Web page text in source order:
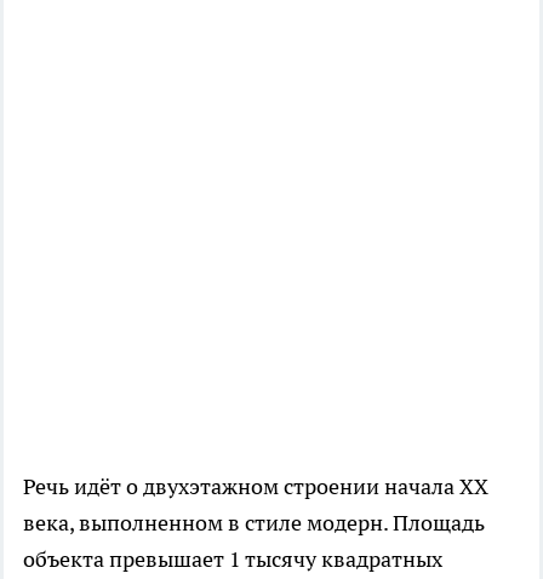
Речь идёт о двухэтажном строении начала XX
века, выполненном в стиле модерн. Площадь
объекта превышает 1 тысячу квадратных